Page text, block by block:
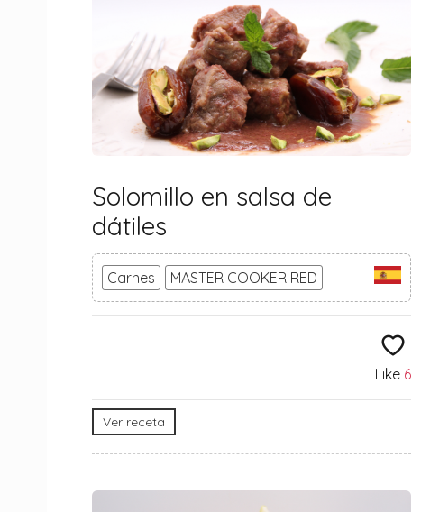
Solomillo en salsa de
dátiles
Carnes MASTER COOKER RED
Like 6
Ver receta